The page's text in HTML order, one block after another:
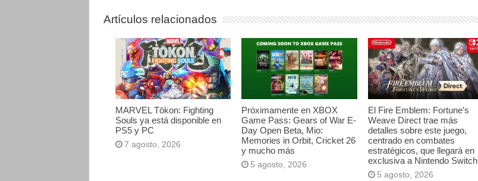
Artículos relacionados
MARVEL Tōkon: Fighting
Souls ya está disponible en
PS5 y PC
7 agosto, 2026
Próximamente en XBOX
Game Pass: Gears of War E-
Day Open Beta, Mio:
Memories in Orbit, Cricket 26
y mucho más
5 agosto, 2026
El Fire Emblem: Fortune’s
Weave Direct trae más
detalles sobre este juego,
centrado en combates
estratégicos, que llegará en
exclusiva a Nintendo Switch
5 agosto, 2026